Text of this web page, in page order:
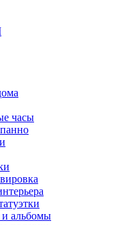
часы
альбомы